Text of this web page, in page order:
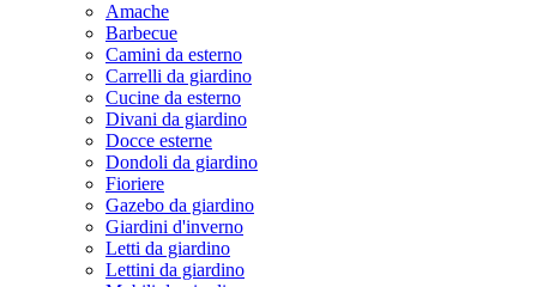
Amache
Barbecue
Camini da esterno
Carrelli da giardino
Cucine da esterno
Divani da giardino
Docce esterne
Dondoli da giardino
Fioriere
Gazebo da giardino
Giardini d'inverno
Letti da giardino
Lettini da giardino